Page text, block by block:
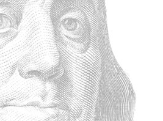
프랭클린의 주요 연표